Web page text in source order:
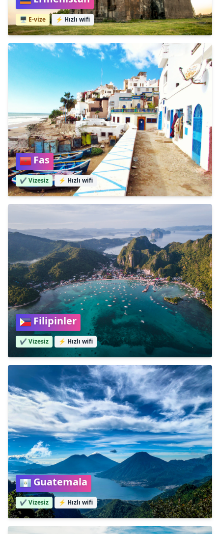
🖥️ E-vize ⚡ Hızlı wifi
Fas
✔️ Vizesiz ⚡ Hızlı wifi
Filipinler
✔️ Vizesiz ⚡ Hızlı wifi
Guatemala
✔️ Vizesiz ⚡ Hızlı wifi